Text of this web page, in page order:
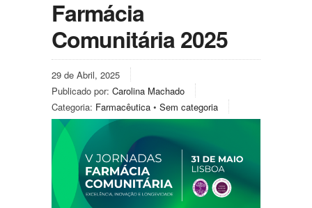
Farmácia
Comunitária 2025
29 de Abril, 2025
Publicado por: Carolina Machado
Categoria: Farmacêutica • Sem categoria